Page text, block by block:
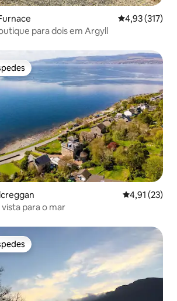
4,93 de uma
4,93 (317)
para dois em Argyll
4,91 de uma
4,91 (23)
para o mar